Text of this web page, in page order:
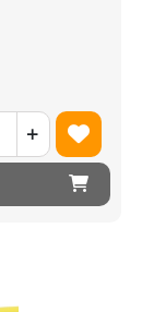
+